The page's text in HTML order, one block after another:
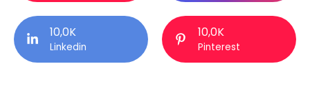
10,0K
Linkedin
10,0K
Pinterest